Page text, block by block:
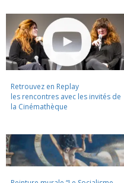
Retrouvez en Replay
les rencontres avec les invités de
la Cinémathèque